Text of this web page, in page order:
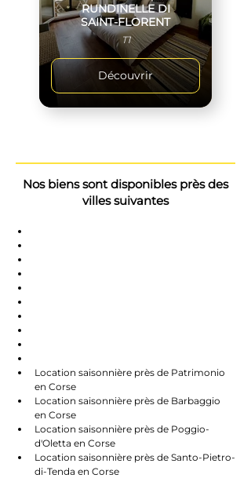
RUNDINELLE DI
SAINT-FLORENT
T1
Découvrir
Nos biens sont disponibles près des
villes suivantes
Location saisonnière près de Patrimonio
en Corse
Location saisonnière près de Barbaggio
en Corse
Location saisonnière près de Poggio-
d'Oletta en Corse
Location saisonnière près de Santo-Pietro-
di-Tenda en Corse